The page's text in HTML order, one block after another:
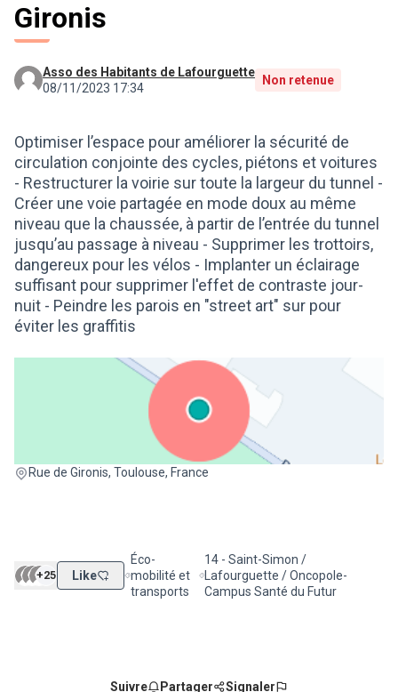
Gironis
Asso des Habitants de Lafourguette
08/11/2023 17:34
Non retenue
Optimiser l’espace pour améliorer la sécurité de
circulation conjointe des cycles, piétons et voitures
- Restructurer la voirie sur toute la largeur du tunnel -
Créer une voie partagée en mode doux au même
niveau que la chaussée, à partir de l’entrée du tunnel
jusqu’au passage à niveau - Supprimer les trottoirs,
dangereux pour les vélos - Implanter un éclairage
suffisant pour supprimer l'effet de contraste jour-
nuit - Peindre les parois en "street art" sur pour
éviter les graffitis
Rue de Gironis, Toulouse, France
(Lien externe)
+25 Like Filtrer les résultats de la catégorie : Éco-mobilité
Éco-
mobilité et
transports
Filtrer les résultats pour le secteur
14 - Saint-Simon /
Lafourguette / Oncopole-
Campus Santé du Futur
Suivre Partager Signaler